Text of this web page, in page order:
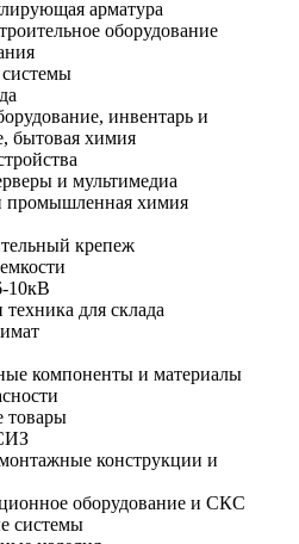
арматура
оборудование
инвентарь и
бытовая химия
и мультимедиа
промышленная химия
крепеж
10кВ
для склада
компоненты и материалы
товары
конструкции и
оборудование и СКС
системы